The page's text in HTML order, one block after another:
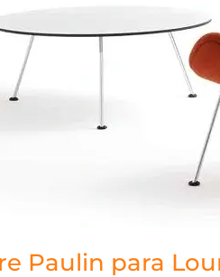
Paulin para